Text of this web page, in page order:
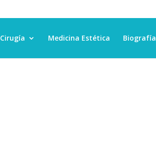
Cirugía Medicina Estética Biografía